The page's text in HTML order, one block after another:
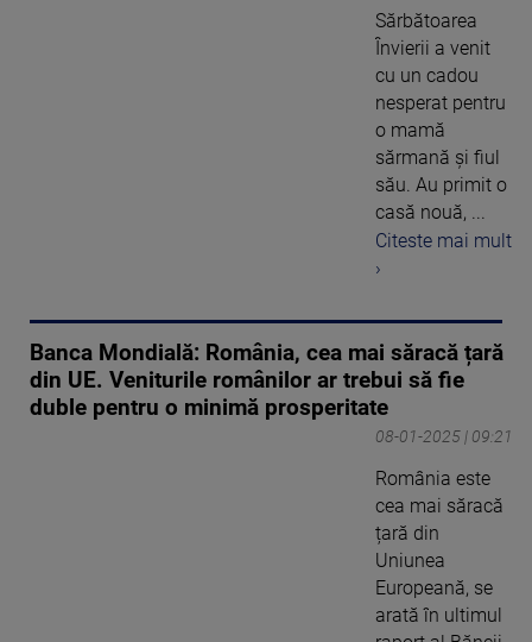
Sărbătoarea
Învierii a venit
cu un cadou
nesperat pentru
o mamă
sărmană și fiul
său. Au primit o
casă nouă, ...
Citeste mai mult
›
Banca Mondială: România, cea mai săracă țară
din UE. Veniturile românilor ar trebui să fie
duble pentru o minimă prosperitate
08-01-2025 | 09:21
România este
cea mai săracă
țară din
Uniunea
Europeană, se
arată în ultimul